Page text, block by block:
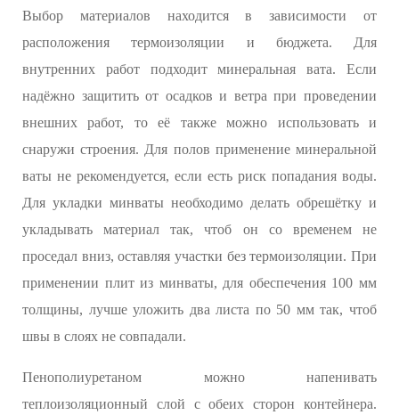
Выбор материалов находится в зависимости от
расположения термоизоляции и бюджета. Для
внутренних работ подходит минеральная вата. Если
надёжно защитить от осадков и ветра при проведении
внешних работ, то её также можно использовать и
снаружи строения. Для полов применение минеральной
ваты не рекомендуется, если есть риск попадания воды.
Для укладки минваты необходимо делать обрешётку и
укладывать материал так, чтоб он со временем не
проседал вниз, оставляя участки без термоизоляции. При
применении плит из минваты, для обеспечения 100 мм
толщины, лучше уложить два листа по 50 мм так, чтоб
швы в слоях не совпадали.
Пенополиуретаном можно напенивать
теплоизоляционный слой с обеих сторон контейнера.